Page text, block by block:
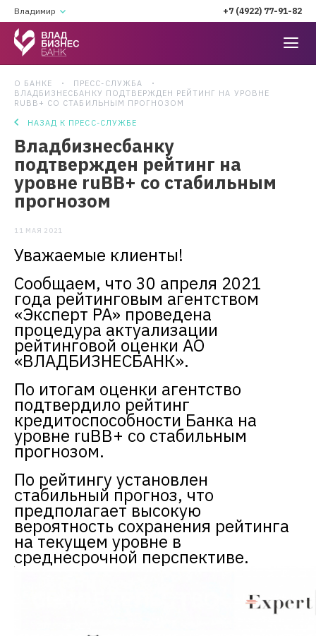
Владимир +7 (4922) 77-91-82
О БАНКЕ
ПРЕСС-СЛУЖБА
ВЛАДБИЗНЕСБАНКУ ПОДТВЕРЖДЕН РЕЙТИНГ НА УРОВНЕ
RUBB+ СО СТАБИЛЬНЫМ ПРОГНОЗОМ
НАЗАД К ПРЕСС-СЛУЖБЕ
Владбизнесбанку
подтвержден рейтинг на
уровне ruBB+ со стабильным
прогнозом
11 МАЯ 2021
Уважаемые клиенты!
Сообщаем, что 30 апреля 2021
года рейтинговым агентством
«Эксперт РА» проведена
процедура актуализации
рейтинговой оценки АО
«ВЛАДБИЗНЕСБАНК».
По итогам оценки агентство
подтвердило рейтинг
кредитоспособности Банка на
уровне ruBB+ со стабильным
прогнозом.
По рейтингу установлен
стабильный прогноз, что
предполагает высокую
вероятность сохранения рейтинга
на текущем уровне в
среднесрочной перспективе.